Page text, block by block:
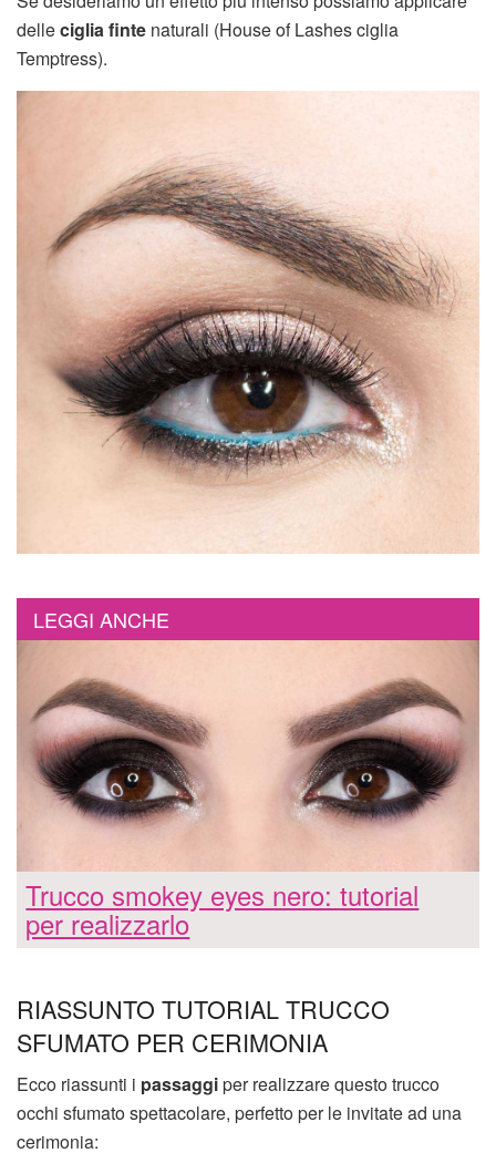
delleciglia finte naturali (House of Lashes ciglia
Temptress).
LEGGI ANCHE
Trucco smokey eyes nero: tutorial
per realizzarlo
RIASSUNTO TUTORIAL TRUCCO
SFUMATO PER CERIMONIA
Ecco riassunti i passaggiper realizzare questo trucco
occhi sfumato spettacolare, perfetto per le invitate ad una
cerimonia: